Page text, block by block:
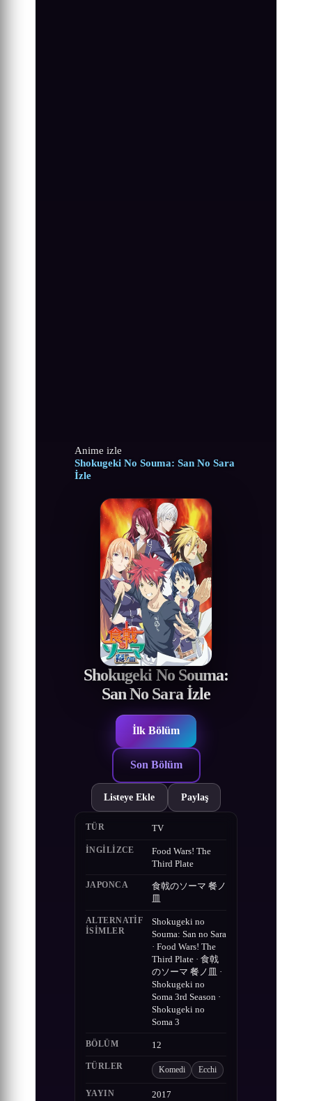
Anime izle
Shokugeki No Souma: San No Sara
İzle
Shokugeki No Souma:
San No Sara İzle
İlk Bölüm
Son Bölüm
Listeye Ekle Paylaş
TÜR TV
İNGILIZCE
Food Wars! The
Third Plate
JAPONCA
食戟のソーマ 餐ノ
ALTERNATIF
ISIMLER
Shokugeki no
Souma: San no Sara
· Food Wars! The
Third Plate · 食戟
のソーマ 餐ノ皿 ·
Shokugeki no
Soma 3rd Season ·
Shokugeki no
Soma 3
BÖLÜM 12
TÜRLER Komedi Ecchi
YAYIN 2017